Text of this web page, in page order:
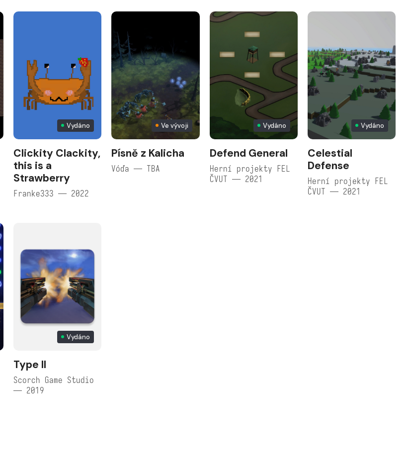
Vydáno
Clickity Clackity,
this is a
Strawberry
Franke333 — 2022
Ve vývoji
Písně z Kalicha
Vóďa — TBA
Vydáno
Defend General
Herní projekty FEL
ČVUT — 2021
Vydáno
Celestial
Defense
Herní projekty FEL
ČVUT — 2021
Vydáno
Type II
Scorch Game Studio
— 2019